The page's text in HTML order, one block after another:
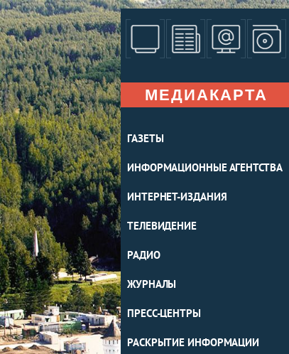
МЕДИАКАРТА
ГАЗЕТЫ
ИНФОРМАЦИОННЫЕ АГЕНТСТВА
ИНТЕРНЕТ-ИЗДАНИЯ
ТЕЛЕВИДЕНИЕ
РАДИО
ЖУРНАЛЫ
ПРЕСС-ЦЕНТРЫ
РАСКРЫТИЕ ИНФОРМАЦИИ